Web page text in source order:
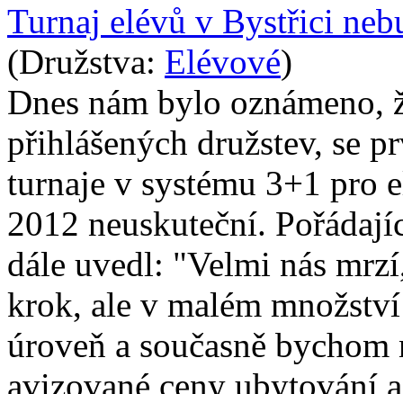
Turnaj elévů v Bystřici
(Družstva: Elévové)
Dnes nám bylo
přihlášených družstev, se
turnaje v systému 3+1 pro
2012 neuskuteční.
dále uvedl: "Velmi nás
krok, ale v malém
úroveň a současně
avizované ceny ubytování